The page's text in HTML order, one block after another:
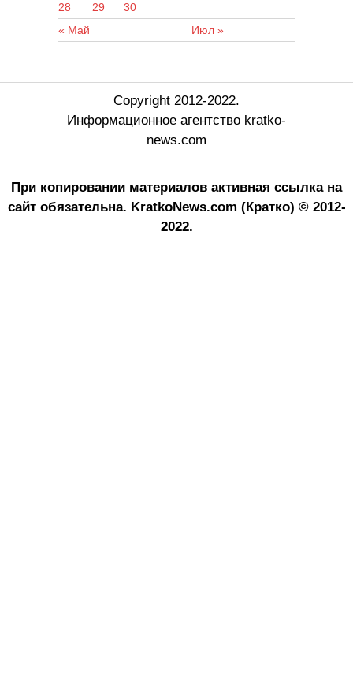
« Май Июл »
28
29 30
Copyright 2012-2022.
Информационное агентство kratko-
news.com
При копировании материалов активная ссылка на
сайт обязательна. KratkoNews.com (Кратко) © 2012-
2022.